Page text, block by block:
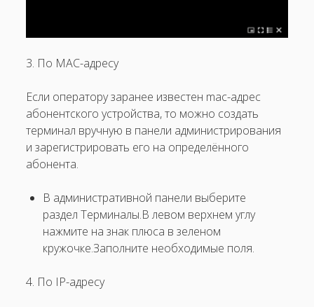
3. По MAC-адресу
Если оператору заранее известен mac-адрес
абонентского устройства, то можно создать
терминал вручную в панели администрирования
и зарегистрировать его на определённого
абонента.
В административной панели выберите
раздел Терминалы.В левом верхнем углу
нажмите на знак плюса в зеленом
кружочке.Заполните необходимые поля.
4. По IP-адресу